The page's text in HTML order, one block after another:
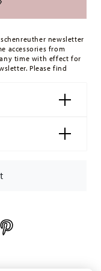
newsletter
accessories from
time with effect for
Please find